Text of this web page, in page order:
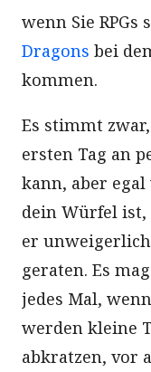
wenn Sie RPGs
Dragons bei
kommen.
Es stimmt
ersten Tag an
kann, aber
dein Würfel
er
geraten. Es
jedes Mal,
werden kleine
abkratzen, vor